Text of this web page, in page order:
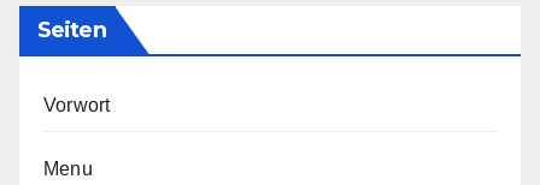
Seiten
Vorwort
Menu